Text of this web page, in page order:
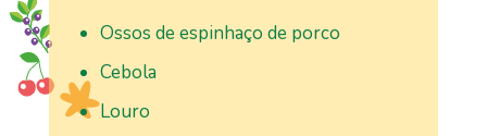
Ossos de espinhaço de porco
Cebola
Louro